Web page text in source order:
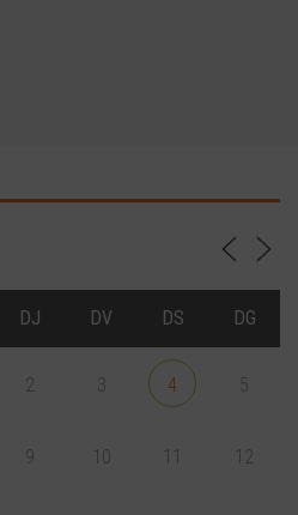
DJ DV DS DG
2 3 4 5
9 10 11 12